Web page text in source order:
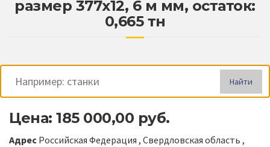
размер 377х12, 6 м мм, остаток:
0,665 тн
Найти
Цена: 185 000,00 руб.
Адрес Российская Федерация , Свердловская область ,